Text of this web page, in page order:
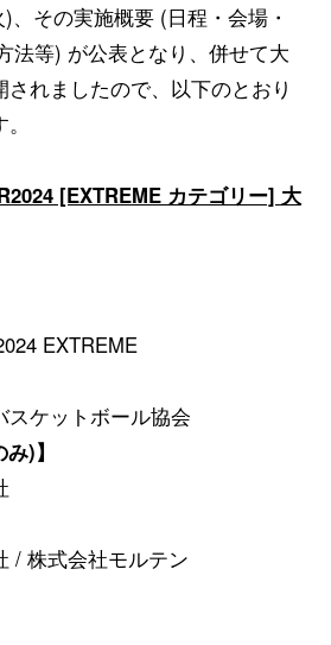
その実施概要 (日程・会場・
法等) が公表となり、併せて大
れましたので、以下のとおり
[EXTREME カテゴリー] 大
EXTREME
ケットボール協会
)】
/ 株式会社モルテン